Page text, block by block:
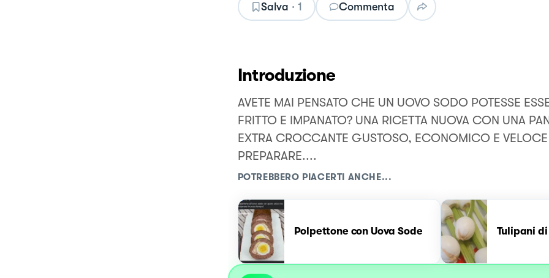
Salva · 1 Commenta
Introduzione
AVETE MAI PENSATO CHE UN UOVO SODO POTESSE
FRITTO E IMPANATO? UNA RICETTA NUOVA CON UNA
EXTRA CROCCANTE GUSTOSO, ECONOMICO E
PREPARARE....
POTREBBERO PIACERTI ANCHE...
Polpettone con Uova Sode Tulipani